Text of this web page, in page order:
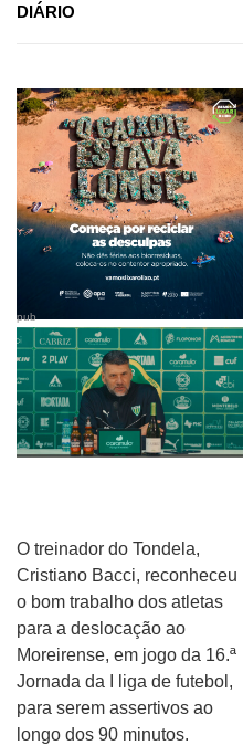
DIÁRIO
pub
O treinador do Tondela,
Cristiano Bacci, reconheceu
o bom trabalho dos atletas
para a deslocação ao
Moreirense, em jogo da 16.ª
Jornada da I liga de futebol,
para serem assertivos ao
longo dos 90 minutos.